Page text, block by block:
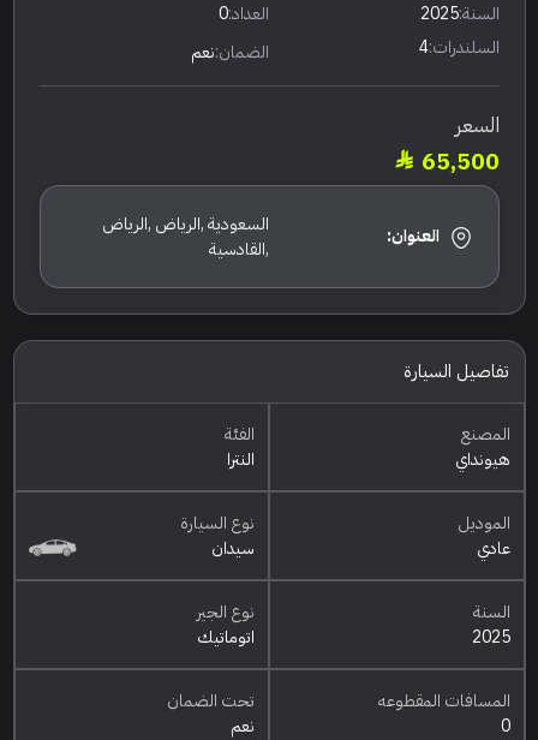
السنة:2025 العداد:0
السلندرات:4 الضمان:نعم
السعر
65,500
العنوان:
السعودية ,الرياض ,الرياض
,القادسية
تفاصيل السيارة
المصنع
هيونداي
الفئة
النترا
الموديل
عادي
نوع السيارة
سيدان
السنة
2025
نوع الجير
اتوماتيك
المسافات المقطوعه
0
تحت الضمان
نعم